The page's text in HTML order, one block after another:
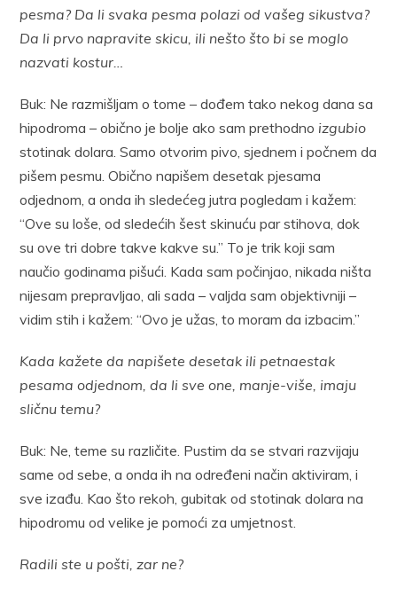
pesma? Da li svaka pesma polazi od vašeg sikustva?
Da li prvo napravite skicu, ili nešto što bi se moglo
nazvati kostur…
Buk: Ne razmišljam o tome – dođem tako nekog dana sa
hipodroma – obično je bolje ako sam prethodno izgubio
stotinak dolara. Samo otvorim pivo, sjednem i počnem da
pišem pesmu. Obično napišem desetak pjesama
odjednom, a onda ih sledećeg jutra pogledam i kažem:
“Ove su loše, od sledećih šest skinuću par stihova, dok
su ove tri dobre takve kakve su.” To je trik koji sam
naučio godinama pišući. Kada sam počinjao, nikada ništa
nijesam prepravljao, ali sada – valjda sam objektivniji –
vidim stih i kažem: “Ovo je užas, to moram da izbacim.”
Kada kažete da napišete desetak ili petnaestak
pesama odjednom, da li sve one, manje-više, imaju
sličnu temu?
Buk: Ne, teme su različite. Pustim da se stvari razvijaju
same od sebe, a onda ih na određeni način aktiviram, i
sve izađu. Kao što rekoh, gubitak od stotinak dolara na
hipodromu od velike je pomoći za umjetnost.
Radili ste u pošti, zar ne?